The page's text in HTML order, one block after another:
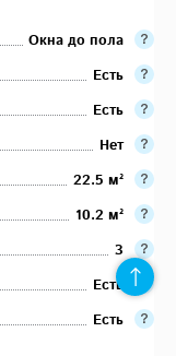
Окна до пола
Есть
Есть
Нет
22.5 м²
10.2 м²
3
Есть
Есть